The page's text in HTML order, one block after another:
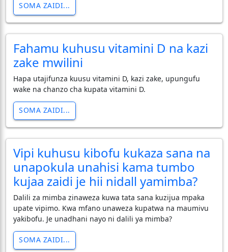
SOMA ZAIDI...
Fahamu kuhusu vitamini D na kazi
zake mwilini
Hapa utajifunza kuusu vitamini D, kazi zake, upungufu
wake na chanzo cha kupata vitamini D.
SOMA ZAIDI...
Vipi kuhusu kibofu kukaza sana na
unapokula unahisi kama tumbo
kujaa zaidi je hii nidall yamimba?
Dalili za mimba zinaweza kuwa tata sana kuzijua mpaka
upate vipimo. Kwa mfano unaweza kupatwa na maumivu
yakibofu. Je unadhani nayo ni dalili ya mimba?
SOMA ZAIDI...